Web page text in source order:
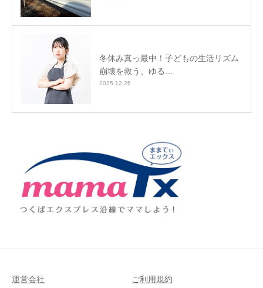
冬休み真っ最中！子どもの生活リズム
崩壊を救う、ゆる…
2025.12.26
運営会社 ご利用規約